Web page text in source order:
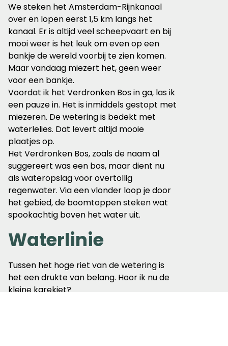
We steken het Amsterdam-Rijnkanaal
over en lopen eerst 1,5 km langs het
kanaal. Er is altijd veel scheepvaart en bij
mooi weer is het leuk om even op een
bankje de wereld voorbij te zien komen.
Maar vandaag miezert het, geen weer
voor een bankje.
Voordat ik het Verdronken Bos in ga, las ik
een pauze in. Het is inmiddels gestopt met
miezeren. De wetering is bedekt met
waterlelies. Dat levert altijd mooie
plaatjes op.
Het Verdronken Bos, zoals de naam al
suggereert was een bos, maar dient nu
als wateropslag voor overtollig
regenwater. Via een vlonder loop je door
het gebied, de boomtoppen steken wat
spookachtig boven het water uit.
Waterlinie
Tussen het hoge riet van de wetering is
het een drukte van belang. Hoor ik nu de
kleine karekiet?